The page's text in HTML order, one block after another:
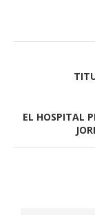
EL HOSPITAL